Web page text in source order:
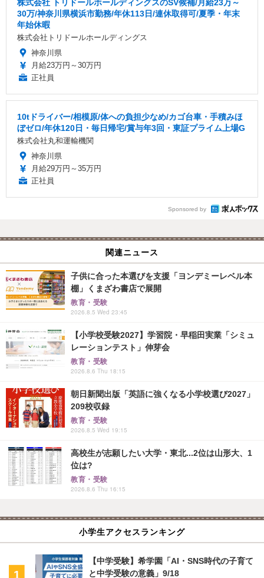
株式会社 トリドールホールディングスのSV候補/月給23万～
30万/神奈川県横浜市勤務/年休113日/連休取得可/夏季・年末
年始休暇
株式会社トリドールホールディングス
神奈川県
月給23万円～30万円
正社員
10tドライバー/相模原/体への負担少なめ/カゴ台車・手積みほ
ぼゼロ/年休120日・毎日帰宅/賞与年3回・東証プライム上場G
株式会社丸和運輸機関
神奈川県
月給29万円～35万円
正社員
Sponsored by
関連ニュース
子供に合った本選びを支援「ヨンデミーレベル本
棚」くまざわ書店で展開
教育・受験
2026.8.5 Wed 23:45
【小学校受験2027】学習院・早稲田実業「シミュ
レーションテスト」伸芽会
教育・受験
2026.8.6 Thu 18:15
朝日新聞出版「英語に強くなる小学校選び2027」
209校収録
教育・受験
2026.8.5 Wed 19:15
高校生が志願したい大学・東北...2位は山形大、1
位は?
教育・受験
2026.8.6 Thu 16:15
小学生アクセスランキング
【中学受験】希学園「AI・SNS時代の子育て
と中学受験の意義」9/18